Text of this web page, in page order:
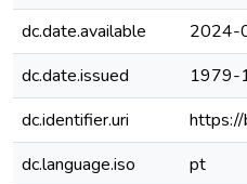
dc.date.available
2024-
dc.date.issued
1979-
dc.identifier.uri
https://
dc.language.iso
pt